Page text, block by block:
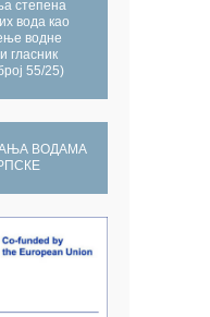
степена
вода као
водне
гласник
55/25)
ВОДАМА